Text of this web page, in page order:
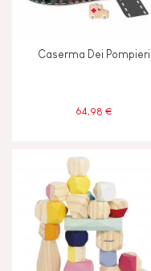
Caserma Dei Pompieri
64,98 €